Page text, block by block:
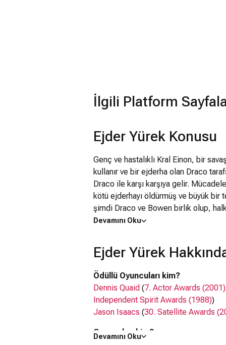
İlgili Platform
Ejder Yürek Konusu
Genç ve hastalıklı Kral Einon, bir
kullanır ve bir ejderha olan Draco
Draco ile karşı karşıya gelir.
kötü ejderhayı öldürmüş ve büyük bir
şimdi Draco ve Bowen birlik olup,
Draco'nun bir parçası olan Şeytan Kral
Devamını Oku
Ejder Yürek
Ödüllü Oyuncuları kim?
Dennis Quaid (7. Actor Awards (2001)
Independent Spirit Awards (1988))
Jason Isaacs (30. Satellite Awards
Oyuncuları kim?
Devamını Oku